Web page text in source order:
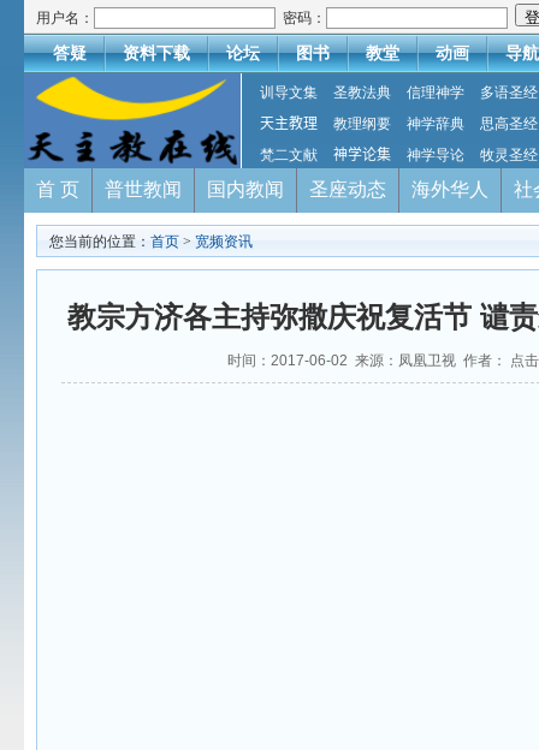
用户名： 密码：
答疑 资料下载 论坛 图书 教堂 动画 导航
训导文集 圣教法典 信理神学
多语圣经
天主教理
教理纲要 神学辞典
思高圣经
梵二文献
神学论集 神学导论 牧灵圣经
首 页 普世教闻 国内教闻 圣座动态 海外华人 社
您当前的位置： 首页 > 宽频资讯
教宗方济各主持弥撒庆祝复活节 谴
时间：2017-06-02 来源：凤凰卫视 作者： 点